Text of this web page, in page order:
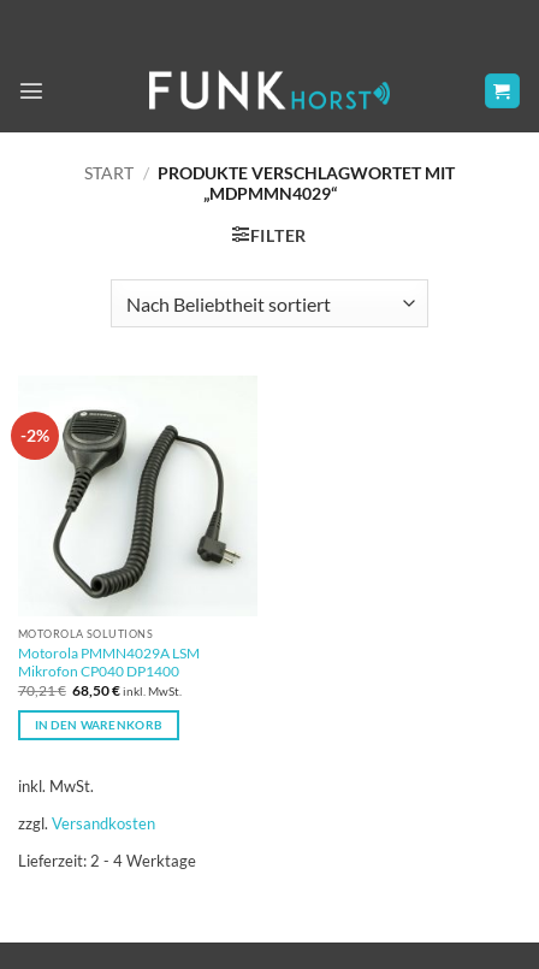
START / PRODUKTE VERSCHLAGWORTET MIT
„MDPMMN4029“
FILTER
-2%
MOTOROLA SOLUTIONS
Motorola PMMN4029A LSM
Mikrofon CP040 DP1400
70,21€ Ursprünglicher
Preis
war:
70,21 €
68,50€Aktueller
ist:
68,50 €.
inkl. MwSt.
IN DEN WARENKORB
inkl. MwSt.
zzgl. Versandkosten
Lieferzeit:2 - 4 Werktage